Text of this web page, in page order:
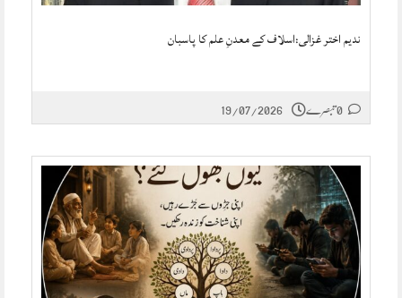
ندیم اختر غزالی:اسلاف کے معدنِ علم کا پاسبان
19/07/2026